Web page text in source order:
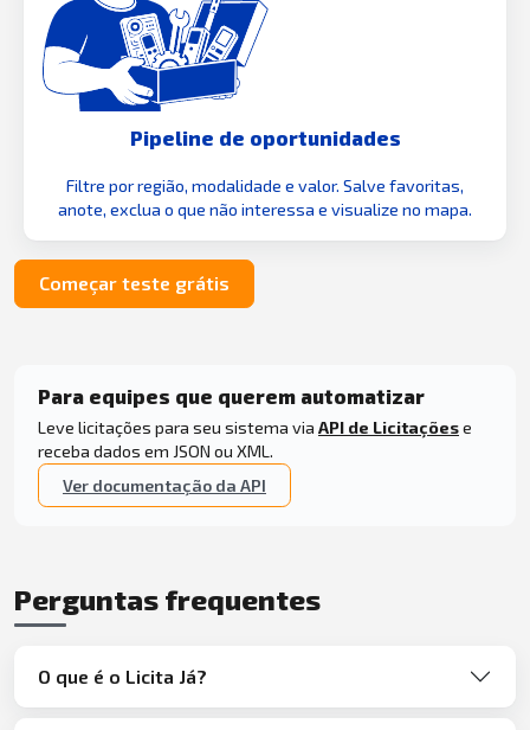
Pipeline de oportunidades
Filtre por região, modalidade e valor. Salve favoritas,
anote, exclua o que não interessa e visualize no mapa.
Começar teste grátis
Para equipes que querem automatizar
Leve licitações para seu sistema via API de Licitaçõese
receba dados em JSON ou XML.
Ver documentação da API
Perguntas frequentes
O que é o Licita Já?